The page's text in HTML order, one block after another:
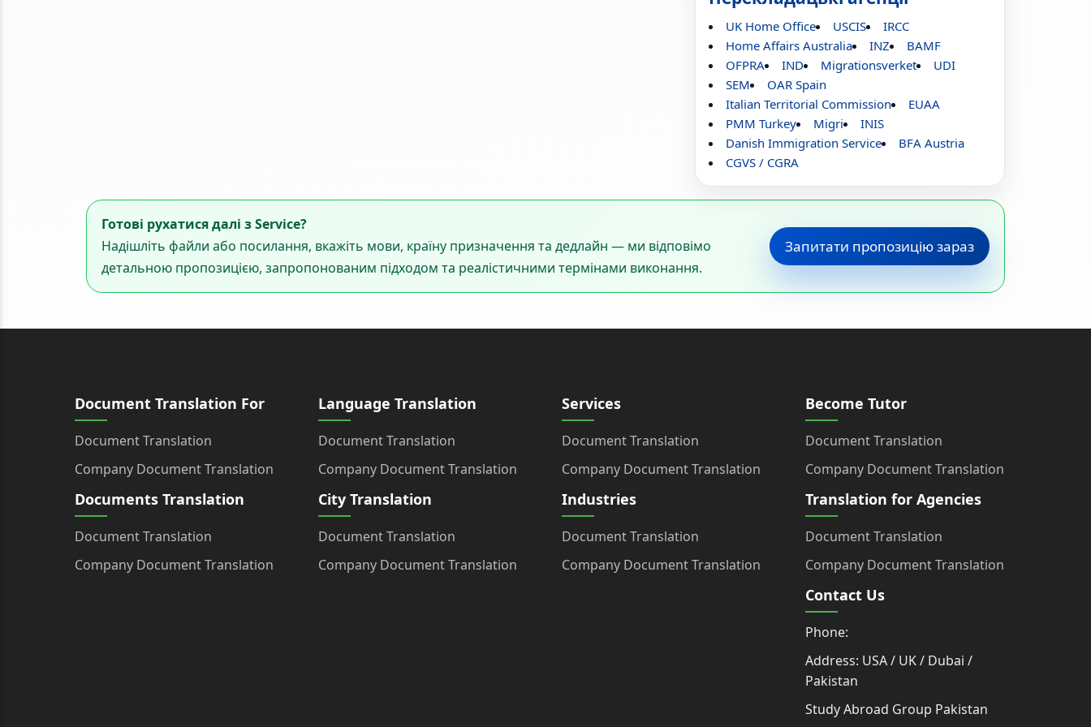
UK Home Office USCIS
IRCC
Home Affairs Australia
INZ
BAMF
OFPRA
IND Migrationsverket
UDI
SEM
OAR Spain
Italian Territorial Commission
EUAA
PMM Turkey
Migri
INIS
Danish Immigration Service
BFA Austria
CGVS / CGRA
Готові рухатися далі з Service?
Надішліть файли або посилання, вкажіть мови, країну призначення та дедлайн — ми відповімо
детальною пропозицією, запропонованим підходом та реалістичними термінами виконання.
Запитати пропозицію зараз
Document Translation For
Document Translation
Company Document Translation
Documents Translation
Document Translation
Company Document Translation
Language Translation
Document Translation
Company Document Translation
City Translation
Document Translation
Company Document Translation
Services
Document Translation
Company Document Translation
Industries
Document Translation
Company Document Translation
Become Tutor
Document Translation
Company Document Translation
Translation for Agencies
Document Translation
Company Document Translation
Contact Us
Phone:
Address: USA / UK / Dubai /
Pakistan
Study Abroad Group Pakistan